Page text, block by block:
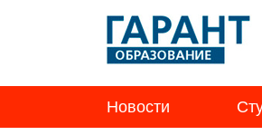
Новости